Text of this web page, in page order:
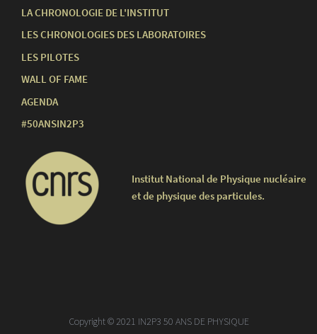
LA CHRONOLOGIE DE L'INSTITUT
LES CHRONOLOGIES DES LABORATOIRES
LES PILOTES
WALL OF FAME
AGENDA
#50ANSIN2P3
Institut National de Physique nucléaire
et de physique des particules.
Copyright © 2021 IN2P3 50 ANS DE PHYSIQUE